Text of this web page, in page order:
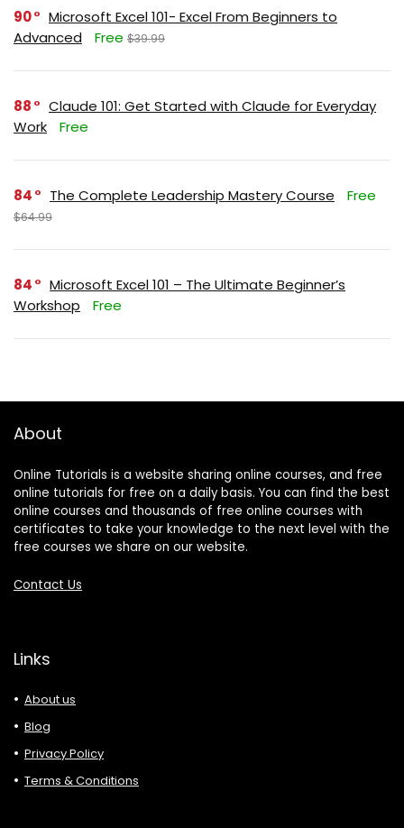
90
Microsoft Excel 101- Excel From Beginners to
Advanced
Free $39.99
88
Claude 101: Get Started with Claude for Everyday
Work
Free
84 The Complete Leadership Mastery Course Free
$64.99
84
Microsoft Excel 101 – The Ultimate Beginner’s
Workshop
Free
About
Online Tutorials is a website sharing online courses, and free
online tutorials for free on a daily basis. You can find the best
online courses and thousands of free online courses with
certificates to take your knowledge to the next level with the
free courses we share on our website.
Contact Us
Links
About us
Blog
Privacy Policy
Terms & Conditions